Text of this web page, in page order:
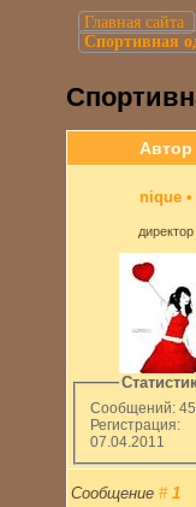
Главная сайта
Спортивная
Автор
nique •
директор
Сообщений:
Регистрация:
07.04.2011
Сообщение # 1